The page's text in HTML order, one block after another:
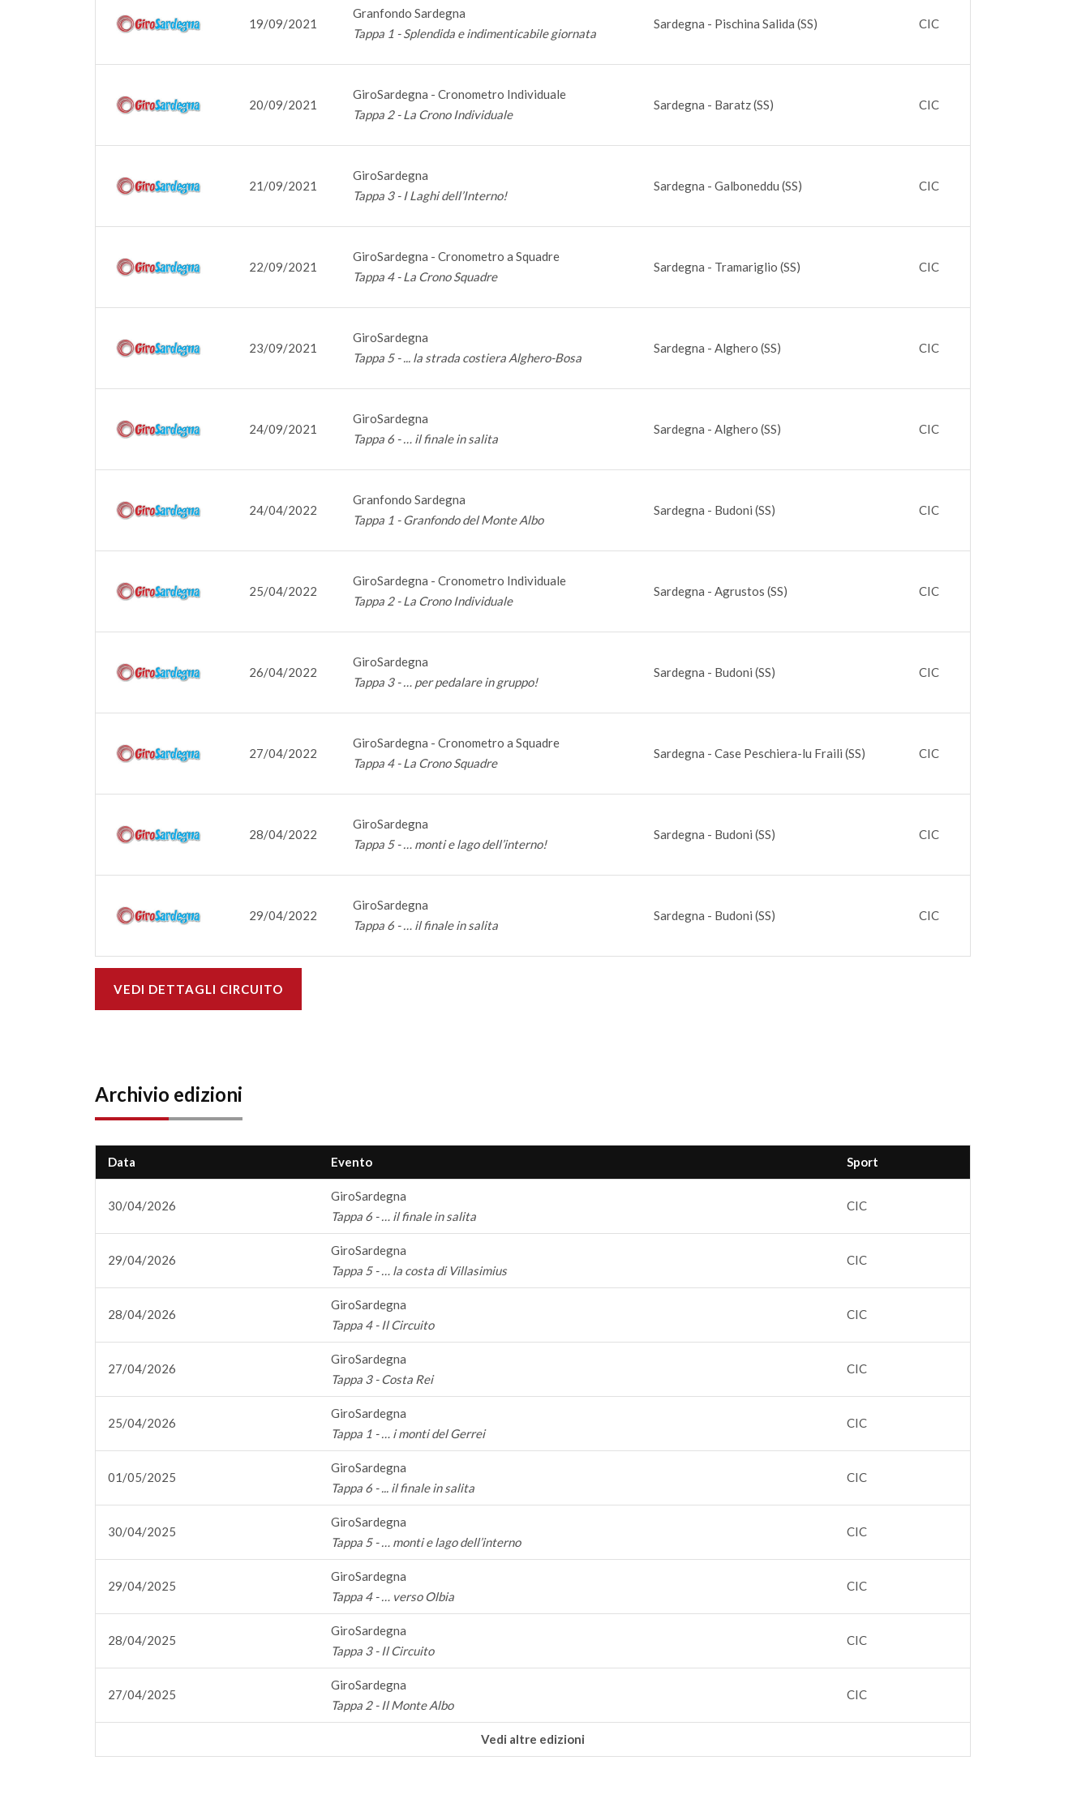
19/09/2021
Granfondo Sardegna
Tappa 1 - Splendida e indimenticabile giornata
Sardegna - Pischina Salida (SS) CIC
20/09/2021
GiroSardegna - Cronometro Individuale
Tappa 2 - La Crono Individuale
Sardegna - Baratz (SS) CIC
21/09/2021
GiroSardegna
Tappa 3 - I Laghi dell’Interno!
Sardegna - Galboneddu (SS) CIC
22/09/2021
GiroSardegna - Cronometro a Squadre
Tappa 4 - La Crono Squadre
Sardegna - Tramariglio (SS) CIC
23/09/2021
GiroSardegna
Tappa 5 - ... la strada costiera Alghero-Bosa
Sardegna - Alghero (SS) CIC
24/09/2021
GiroSardegna
Tappa 6 - … il finale in salita
Sardegna - Alghero (SS) CIC
24/04/2022
Granfondo Sardegna
Tappa 1 - Granfondo del Monte Albo
Sardegna - Budoni (SS) CIC
25/04/2022
GiroSardegna - Cronometro Individuale
Tappa 2 - La Crono Individuale
Sardegna - Agrustos (SS) CIC
26/04/2022
GiroSardegna
Tappa 3 - … per pedalare in gruppo!
Sardegna - Budoni (SS) CIC
27/04/2022
GiroSardegna - Cronometro a Squadre
Tappa 4 - La Crono Squadre
Sardegna - Case Peschiera-lu Fraili (SS) CIC
28/04/2022
GiroSardegna
Tappa 5 - … monti e lago dell’interno!
Sardegna - Budoni (SS) CIC
29/04/2022
GiroSardegna
Tappa 6 - … il finale in salita
Sardegna - Budoni (SS) CIC
VEDI DETTAGLI CIRCUITO
Archivio edizioni
Data Evento Sport
30/04/2026
GiroSardegna
Tappa 6 - … il finale in salita
CIC
29/04/2026
GiroSardegna
Tappa 5 - … la costa di Villasimius
CIC
28/04/2026
GiroSardegna
Tappa 4 - Il Circuito
CIC
27/04/2026
GiroSardegna
Tappa 3 - Costa Rei
CIC
25/04/2026
GiroSardegna
Tappa 1 - … i monti del Gerrei
CIC
01/05/2025
GiroSardegna
Tappa 6 - ... il finale in salita
CIC
30/04/2025
GiroSardegna
Tappa 5 - … monti e lago dell’interno
CIC
29/04/2025
GiroSardegna
Tappa 4 - … verso Olbia
CIC
28/04/2025
GiroSardegna
Tappa 3 - Il Circuito
CIC
27/04/2025
GiroSardegna
Tappa 2 - Il Monte Albo
CIC
Vedi altre edizioni